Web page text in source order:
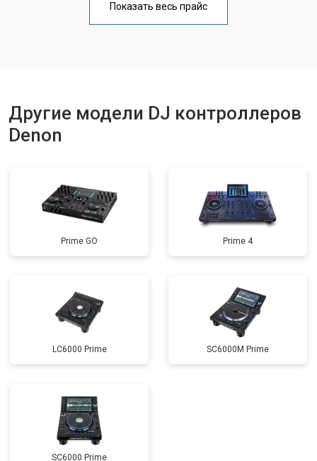
Показать весь прайс
Другие модели DJ контроллеров
Denon
Prime GO Prime 4
LC6000 Prime SC6000M Prime
SC6000 Prime